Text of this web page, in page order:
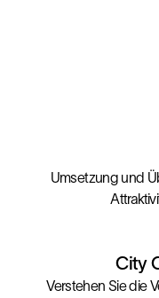
Umsetzung und
City
Verstehen Sie die